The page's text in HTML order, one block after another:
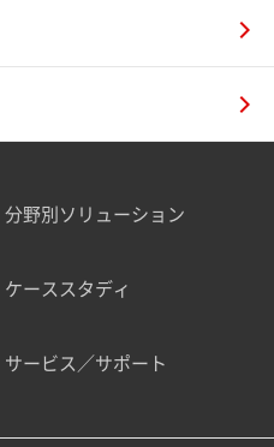
分野別ソリューション
ケーススタディ
サービス／サポート